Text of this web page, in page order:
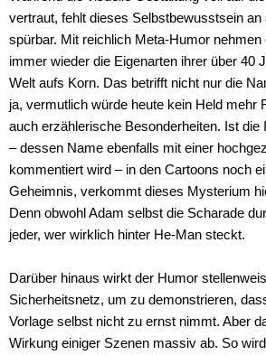
vertraut, fehlt dieses Selbstbewusstsein an
spürbar. Mit reichlich Meta-Humor nehmen
immer wieder die Eigenarten ihrer über 40
Welt aufs Korn. Das betrifft nicht nur die
ja, vermutlich würde heute kein Held mehr
auch erzählerische Besonderheiten. Ist die
– dessen Name ebenfalls mit einer
kommentiert wird – in den Cartoons noch
Geheimnis, verkommt dieses Mysterium
Denn obwohl Adam selbst die Scharade
jeder, wer wirklich hinter He-Man steckt.
Darüber hinaus wirkt der Humor
Sicherheitsnetz, um zu demonstrieren,
Vorlage selbst nicht zu ernst nimmt. Aber
Wirkung einiger Szenen massiv ab. So